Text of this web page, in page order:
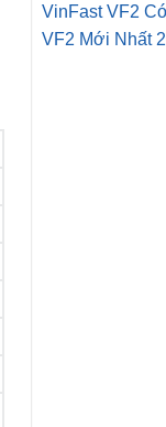
VinFast VF2
VF2 Mới Nhất